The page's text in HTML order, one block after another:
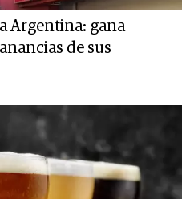
Argentina: gana
de sus